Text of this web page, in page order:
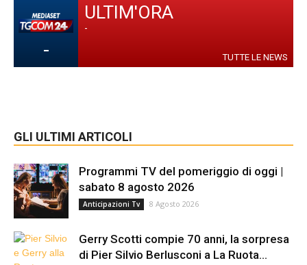
-
ULTIM'ORA
-
TUTTE LE NEWS
GLI ULTIMI ARTICOLI
Programmi TV del pomeriggio di oggi |
sabato 8 agosto 2026
Anticipazioni Tv 8 Agosto 2026
Gerry Scotti compie 70 anni, la sorpresa
di Pier Silvio Berlusconi a La Ruota...